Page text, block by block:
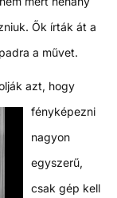
Ők írták át a
a művet.
azt, hogy
fényképezni
nagyon
egyszerű,
csak gép kell